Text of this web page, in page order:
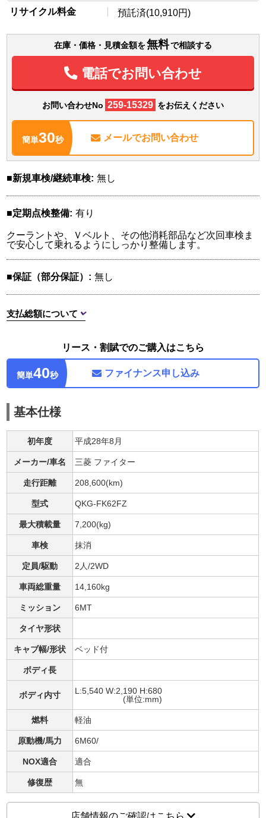
リサイクル料金
預託済(10,910円)
在庫・価格・見積金額を無料で相談する
簡単30秒 メールでお問い合わせ
電話でお問い合わせ
お問い合わせNo 259-15329 をお伝えください
新規車検/継続車検 無し
定期点検整備 有り
クーラントや、Ｖベルト、その他消耗部品など次回車検ま
で安心して乗れるようにしっかり整備します。
保証（部分保証） 無し
支払総額について
リース・割賦でのご購入はこちら
簡単40秒 ファイナンス申し込み
基本仕様
初年度 平成28年8月
メーカー/車名 三菱 ファイター
走行距離 208,600(km)
型式 QKG-FK62FZ
最大積載量 7,200(kg)
車検 抹消
定員/駆動 2人/2WD
車両総重量 14,160kg
ミッション 6MT
タイヤ形状
キャブ幅/形状 ベッド付
ボディ長
ボディ内寸
L:5,540 W:2,190 H:680
(単位:mm)
燃料 軽油
原動機/馬力 6M60/
NOX適合 適合
修復歴 無
店舗情報のご確認はこちら